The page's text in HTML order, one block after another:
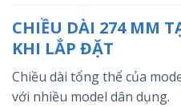
CHIỀU DÀI 274 MM
KHI LẮP ĐẶT
Chiều dài tổng thể của
với nhiều model dân dụng.